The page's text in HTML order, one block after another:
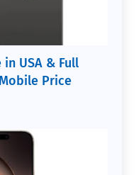
USA & Full
Price